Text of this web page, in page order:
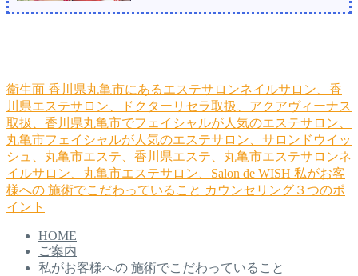
衛生面 香川県丸亀市にあるエステサロンネイルサロン、香
川県エステサロン、ドクターリセラ取扱、アクアヴィーナス
取扱、香川県丸亀市でフェイシャルが人気のエステサロン、
丸亀市フェイシャルが人気のエステサロン、サロンドウイッ
シュ、丸亀市エステ、香川県エステ、丸亀市エステサロンネ
イルサロン、丸亀市エステサロン、Salon de WISH 私がお客
様への 施術でこだわっていること カウンセリング３つのポ
イント
HOME
ご案内
私がお客様への 施術でこだわっていること